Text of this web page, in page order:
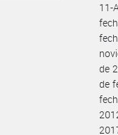
11-
de
de